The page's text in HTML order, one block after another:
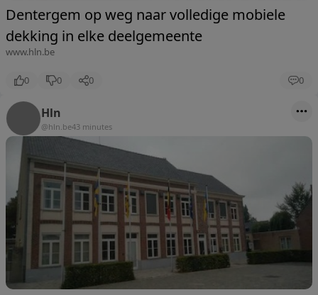
Dentergem op weg naar volledige mobiele
dekking in elke deelgemeente
www.hln.be
0 0 0 0
Hln
@hln.be43 minutes